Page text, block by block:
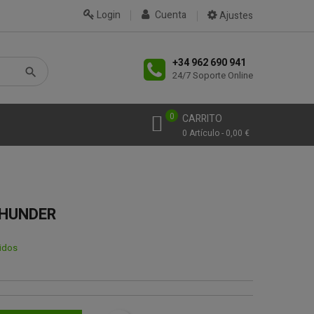
Ajustes
Cuenta
Login
+34 962 690 941
24/7 Soporte Online
CARRITO
0 Artículo - 0,00 €
0